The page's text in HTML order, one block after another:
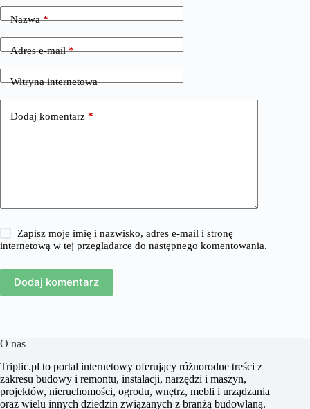
Nazwa*
Adres e-mail*
Witryna internetowa
Dodaj komentarz *
Zapisz moje imię i nazwisko, adres e-mail i stronę
internetową w tej przeglądarce do następnego komentowania.
Dodaj komentarz
O nas
​Triptic.pl to portal internetowy oferujący różnorodne treści z
zakresu budowy i remontu, instalacji, narzędzi i maszyn,
projektów, nieruchomości, ogrodu, wnętrz, mebli i urządzania
oraz wielu innych dziedzin związanych z branżą budowlaną.